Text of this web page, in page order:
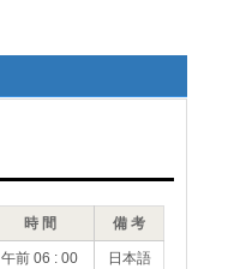
時 間 備 考
午前 06 : 00 日本語